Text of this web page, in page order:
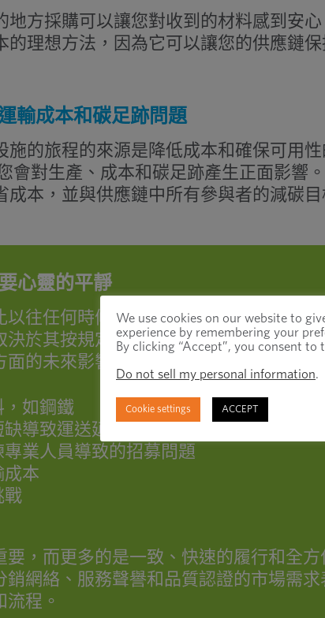
地方採購可以讓您對收到的材料感到安
的理想方法，因為它可以讓您的供應鏈
輸成本和碳足跡問題
施的旅程的來源是降低成本和確保可用
會對生產、成本和碳足跡產生正面影響
成本，並與供應鏈中所有參與者的減碳目
心靈的平靜
以往任何時候都更讓位給可訪問性和可靠
決於其按規定採購和交付零件的能力。隨
面的未來影響，近岸外包和在岸外包一直
，如鋼鐵
導致運送延誤
專業人員導致的招募問題
成本
戰
要，而更多的是一致、快速的履行和全
銷網絡、服務聲譽和品質認證的市場需
流程。
We use cookies on our website to
experience by remembering your
By clicking “Accept”, you consent to
Do not sell my personal information.
Cookie settings ACCEPT